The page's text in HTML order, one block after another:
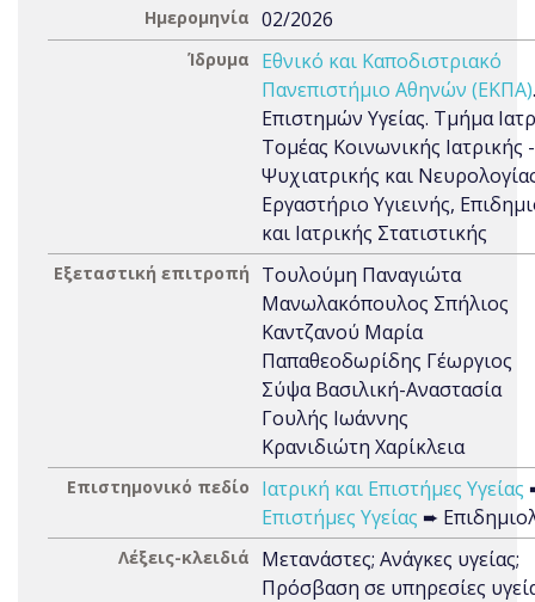
Ημερομηνία 02/2026
Ίδρυμα
Εθνικό και Καποδιστριακό
Πανεπιστήμιο Αθηνών (ΕΚΠΑ)
Επιστημών Υγείας. Τμήμα
Τομέας Κοινωνικής Ιατρικής -
Ψυχιατρικής και
Εργαστήριο Υγιεινής,
και Ιατρικής Στατιστικής
Εξεταστική επιτροπή
Τουλούμη Παναγιώτα
Μανωλακόπουλος Σπήλιος
Καντζανού Μαρία
Παπαθεοδωρίδης Γέωργιος
Σύψα Βασιλική-Αναστασία
Γουλής Ιωάννης
Κρανιδιώτη Χαρίκλεια
Επιστημονικό πεδίο Ιατρική και Επιστήμες Υγείας
Επιστήμες Υγείας ➨
Λέξεις-κλειδιά
Μετανάστες; Ανάγκες υγείας;
Πρόσβαση σε υπηρεσίες